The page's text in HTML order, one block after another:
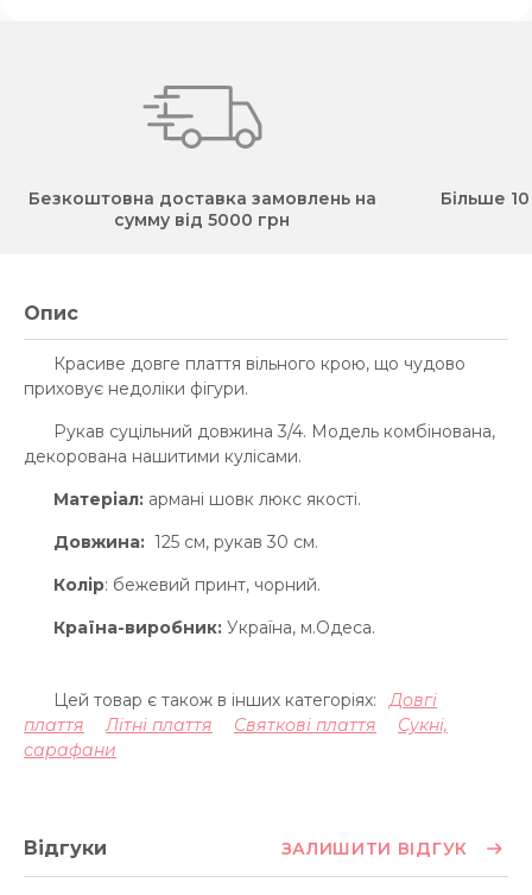
Безкоштовна доставка замовлень на
сумму від 5000 грн
Більше
Опис
Красиве довге плаття вільного крою, що чудово
приховує недоліки фігури.
Рукав суцільний довжина 3/4. Модель комбінована,
декорована нашитими кулісами.
Матеріал: армані шовк люкс якості.
Довжина: 125 см, рукав 30 см.
Колір: бежевий принт, чорний.
Країна-виробник: Україна, м.Одеса.
Цей товар є також в інших категоріях:
Довгі
плаття
Літні плаття Святкові плаття
Сукні,
сарафани
Відгуки ЗАЛИШИТИ ВІДГУК